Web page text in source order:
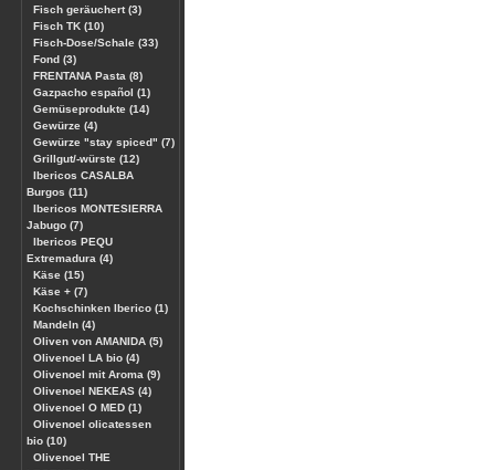
Fisch geräuchert (3)
Fisch TK (10)
Fisch-Dose/Schale (33)
Fond (3)
FRENTANA Pasta (8)
Gazpacho español (1)
Gemüseprodukte (14)
Gewürze (4)
Gewürze "stay spiced" (7)
Grillgut/-würste (12)
Ibericos CASALBA
Burgos (11)
Ibericos MONTESIERRA
Jabugo (7)
Ibericos PEQU
Extremadura (4)
Käse (15)
Käse + (7)
Kochschinken Iberico (1)
Mandeln (4)
Oliven von AMANIDA (5)
Olivenoel LA bio (4)
Olivenoel mit Aroma (9)
Olivenoel NEKEAS (4)
Olivenoel O MED (1)
Olivenoel olicatessen
bio (10)
Olivenoel THE